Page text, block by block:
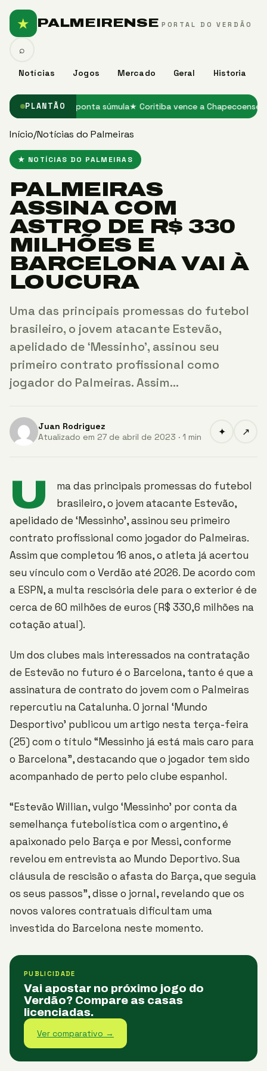
★ PALMEIRENSE PORTAL DO VERDÃO
Notícias Jogos Mercado Geral Historia
⌕
PLANTÃO
o Grêmio, aponta súmula★ Coritiba vence a Chapecoense e
Início/Notícias do Palmeiras
★ NOTÍCIAS DO PALMEIRAS
PALMEIRAS
ASSINA COM
ASTRO DE R$ 330
MILHÕES E
BARCELONA VAI À
LOUCURA
Uma das principais promessas do futebol
brasileiro, o jovem atacante Estevão,
apelidado de ‘Messinho’, assinou seu
primeiro contrato profissional como
jogador do Palmeiras. Assim…
Juan Rodriguez
Atualizado em 27 de abril de 2023 · 1 min
✦ ↗
U
ma das principais promessas do futebol
brasileiro, o jovem atacante Estevão,
apelidado de ‘Messinho’, assinou seu primeiro
contrato profissional como jogador do Palmeiras.
Assim que completou 16 anos, o atleta já acertou
seu vínculo com o Verdão até 2026. De acordo com
a ESPN, a multa rescisória dele para o exterior é de
cerca de 60 milhões de euros (R$ 330,6 milhões na
cotação atual).
Um dos clubes mais interessados na contratação
de Estevão no futuro é o Barcelona, tanto é que a
assinatura de contrato do jovem com o Palmeiras
repercutiu na Catalunha. O jornal ‘Mundo
Desportivo’ publicou um artigo nesta terça-feira
(25) com o título “Messinho já está mais caro para
o Barcelona”, destacando que o jogador tem sido
acompanhado de perto pelo clube espanhol.
“Estevão Willian, vulgo ‘Messinho’ por conta da
semelhança futebolística com o argentino, é
apaixonado pelo Barça e por Messi, conforme
revelou em entrevista ao Mundo Deportivo. Sua
cláusula de rescisão o afasta do Barça, que seguia
os seus passos”, disse o jornal, revelando que os
novos valores contratuais dificultam uma
investida do Barcelona neste momento.
PUBLICIDADE
Vai apostar no próximo jogo do
Verdão? Compare as casas
licenciadas.
Ver comparativo →